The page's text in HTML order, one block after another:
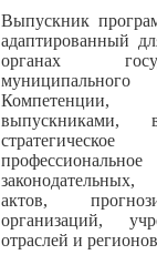
Выпускник
адаптированный
органах
законодательных,
актов,
организаций,
отраслей и